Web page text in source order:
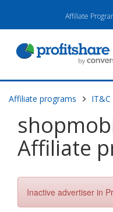
Affiliate
Affiliate programs IT&C
Affiliate
Inactive advertiser in